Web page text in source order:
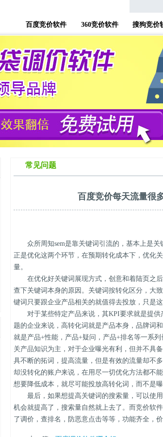
百度竞价软件 360竞价软件 搜狗竞价
常见问题
百度竞价每天流量很
众所周知sem是靠关键词引流的，基本上是关
正是优化这两个环节，在预期转化成本下，优化
量。
在优化好关键词展现方式，创意和着陆页之后
查下关键词本身的原因。关键词按转化区分，大
键词只要跟企业产品相关的就值得去投放，只是
对于某些特定产品来说，其KPI要求就是提供
题的企业来说，高转化词就是产品本身，品牌词
就是产品+性能，产品+疑问，产品+排名等一系
关产品知识为主，对于企业曝光有利，但并不具
具不断的拓词，提高流量，但是有效的流量却不
却没转化的账户来说，在用尽一切优化方法都不
想要降低成本，就尽可能投放高转化词，而不是曝
最后，如果想提高关键词的搜索量，可以使用
机会就提高了，搜索量自然就上去了。而竞价软
了调价，查排名，防恶意点击等等，功能齐全，